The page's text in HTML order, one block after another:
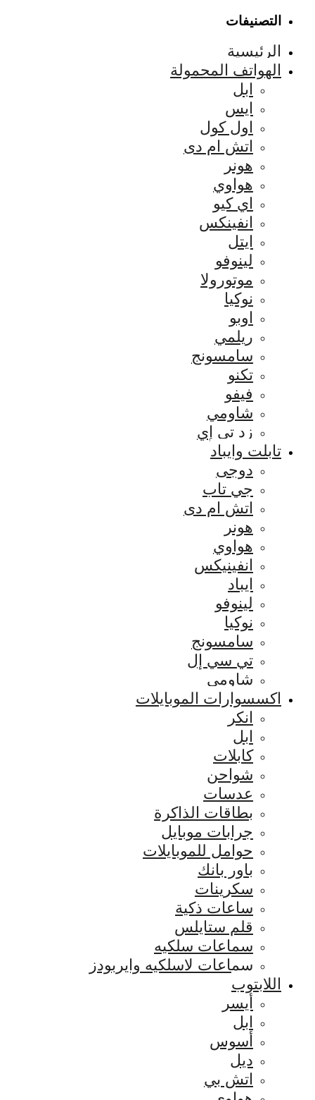
التصنيفات
الرئيسية
الهواتف المحمولة
ابل
ايس
اول كول
اتش ام دى
هونر
هواوي
اي كيو
انفينكس
ايتل
لينوفو
موتورولا
نوكيا
اوبو
ريلمي
سامسونج
تكنو
فيفو
شاومي
زد تي إي
تابلت وايباد
دوجى
جي تاب
اتش ام دى
هونر
هواوي
انفينيكس
ايباد
لينوفو
نوكيا
سامسونج
تي سي إل
شاومي
اكسسوارات الموبايلات
انكر
ابل
كابلات
شواحن
عدسات
بطاقات الذاكرة
جرابات موبايل
حوامل للموبايلات
باور بانك
سكرينات
ساعات ذكية
قلم ستايلس
سماعات سلكيه
سماعات لاسلكيه وايربودز
اللابتوب
أيسر
ابل
أسوس
ديل
اتش بي